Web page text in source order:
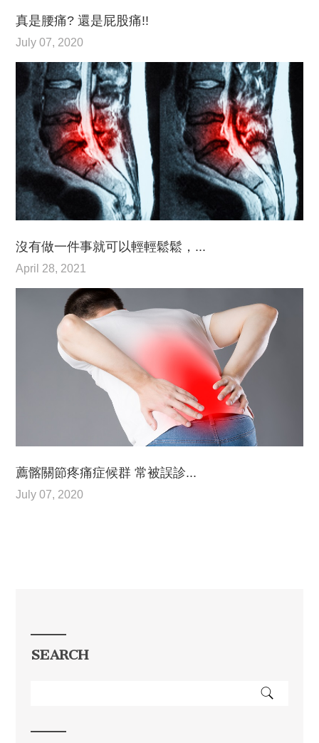
真是腰痛? 還是屁股痛!!
July 07, 2020
沒有做一件事就可以輕輕鬆鬆，...
April 28, 2021
薦髂關節疼痛症候群 常被誤診...
July 07, 2020
SEARCH